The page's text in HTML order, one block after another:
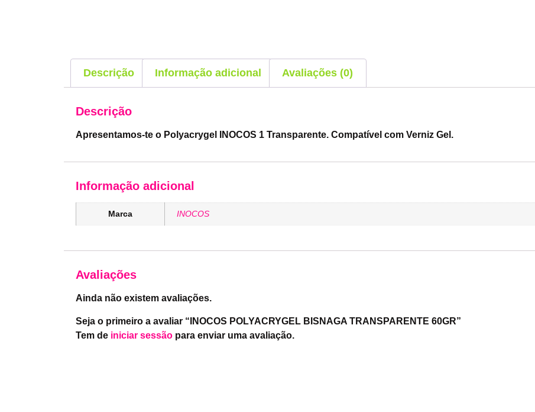
Descrição Informação adicional Avaliações (0)
Descrição
Apresentamos-te o Polyacrygel INOCOS 1 Transparente. Compatível com Verniz Gel.
Informação adicional
Marca INOCOS
Avaliações
Ainda não existem avaliações.
Seja o primeiro a avaliar “INOCOS POLYACRYGEL BISNAGA TRANSPARENTE 60GR”
Tem de iniciar sessãopara enviar uma avaliação.